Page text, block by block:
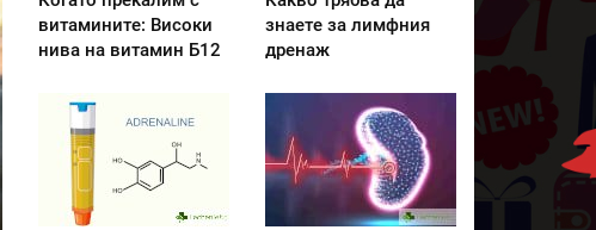
витамините: Високи
нива на витамин Б12
знаете за лимфния
дренаж